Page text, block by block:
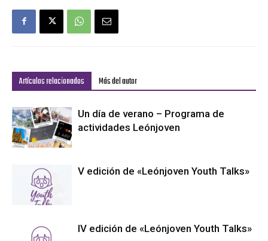
Artículos relacionados Más del autor
Un día de verano – Programa de
actividades Leónjoven
V edición de «Leónjoven Youth Talks»
IV edición de «Leónjoven Youth Talks»